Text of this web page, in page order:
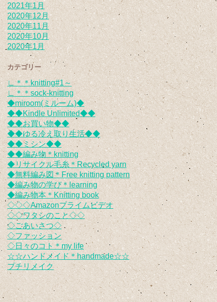
2021年1月
2020年12月
2020年11月
2020年10月
2020年1月
カテゴリー
∟＊＊knitting#1～
∟＊＊sock-knitting
◆miroom(ミルーム)◆
◆◆Kindle Unlimited◆◆
◆◆お買い物◆◆
◆◆ゆる冷え取り生活◆◆
◆◆ミシン◆◆
◆◆編み物＊knitting
◆リサイクル毛糸＊Recycled yarn
◆無料編み図＊Free knitting pattern
◆編み物の学び＊learning
◆編み物本＊Knitting book
◇◇◇Amazonプライムビデオ
◇◇ワタシのこと◇◇
◇ごあいさつ◇
◇ファッション
◇日々のコト＊my life
☆☆ハンドメイド＊handmade☆☆
プチリメイク